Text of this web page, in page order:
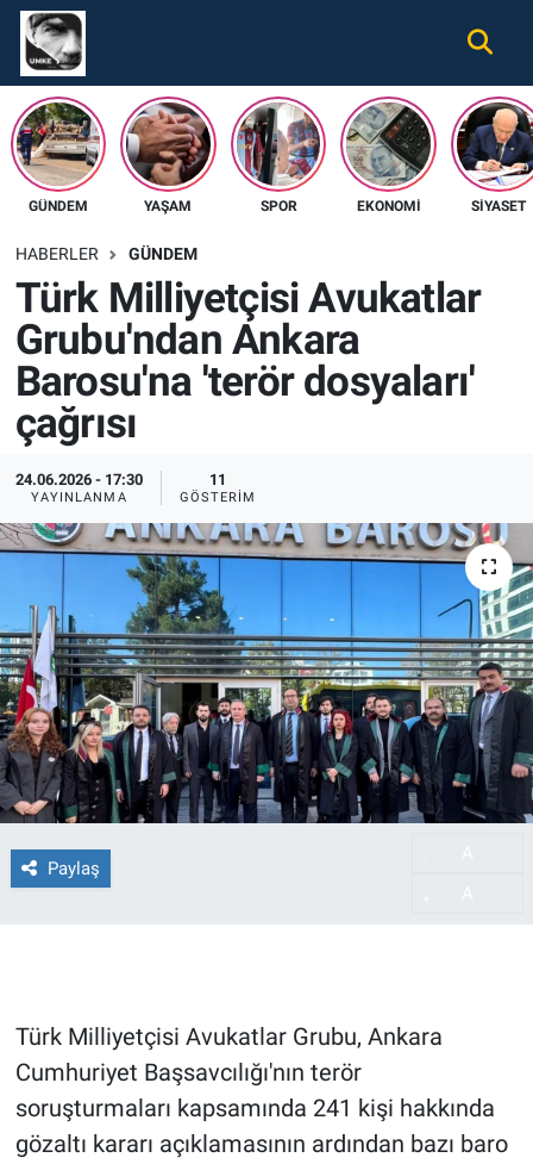
GÜNDEM YAŞAM SPOR EKONOMI SIYASET
HABERLER GÜNDEM
Türk Milliyetçisi Avukatlar
Grubu'ndan Ankara
Barosu'na 'terör dosyaları'
çağrısı
24.06.2026 - 17:30
YAYINLANMA
11
GÖSTERIM
Paylaş
Türk Milliyetçisi Avukatlar Grubu, Ankara
Cumhuriyet Başsavcılığı'nın terör
soruşturmaları kapsamında 241 kişi hakkında
gözaltı kararı açıklamasının ardından bazı baro
Gündem
Ekonomi
Spor
Tüm Haberler
İletişim
Nöbetçi Eczaneler
Hava Durumu
Namaz Vakitleri
Süper Lig Puan Durumu ve Fikstür
Tüm Manşetler